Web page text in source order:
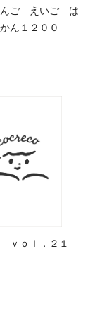
ご えいご は
ん１２００
ｖｏｌ．２１